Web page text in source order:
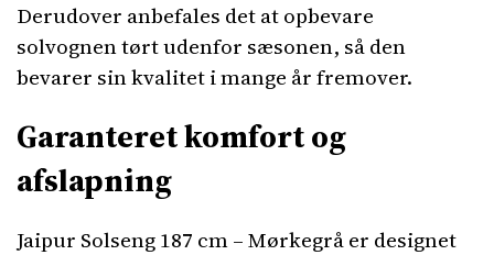
Derudover anbefales det at opbevare
solvognen tørt udenfor sæsonen, så den
bevarer sin kvalitet i mange år fremover.
Garanteret komfort og
afslapning
Jaipur Solseng 187 cm – Mørkegrå er designet